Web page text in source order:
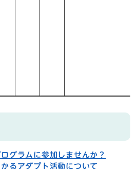
グラムに参加しませんか？
るアダプト活動について